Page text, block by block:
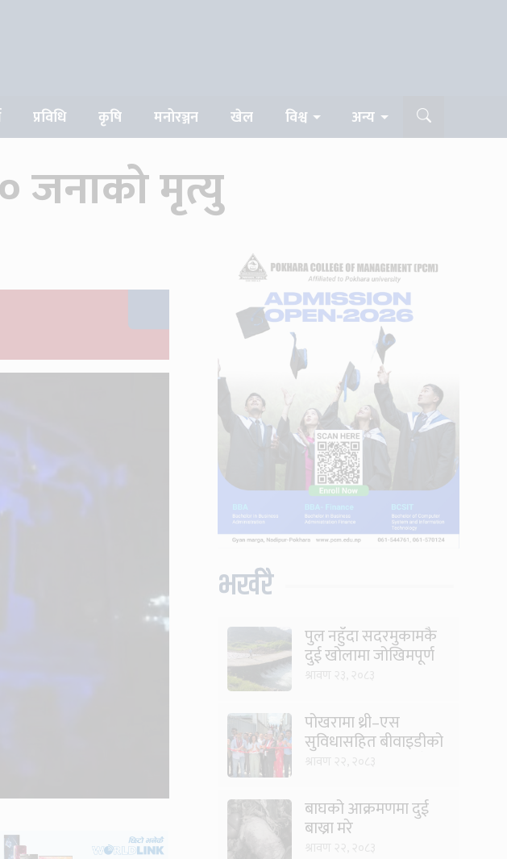
प्रविधि कृषि मनोरञ्जन खेल विश्व अन्य
जनाको मृत्यु
भर्खरै
पुल नहुँदा सदरमुकामकै
दुई खोलामा जोखिमपूर्ण
पोखरामा थ्री–एस
सुविधासहित बीवाइडीको
बाघको आक्रमणमा दुई
बाख्रा मरे